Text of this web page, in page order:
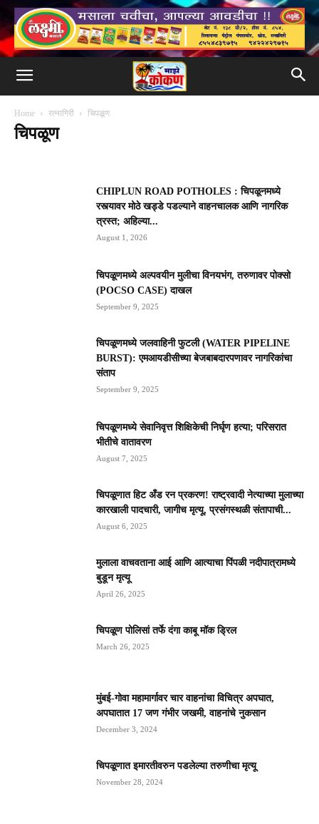
Home रत्नागिरी चिपळूण
चिपळूण
CHIPLUN ROAD POTHOLES : चिपळूनमध्ये
रस्त्यावर मोठे खड्डे पडल्याने वाहनचालक आणि नागरिक
त्रस्त; अहिल्या...
August 1, 2026
चिपळूणमध्ये अल्पवयीन मुलीचा विनयभंग, तरुणावर पोक्सो
(POCSO CASE) दाखल
September 9, 2025
चिपळूणमध्ये जलवाहिनी फुटली (WATER PIPELINE
BURST): एमआयडीसीच्या बेजबाबदारपणावर नागरिकांचा
संताप
September 9, 2025
चिपळूणमध्ये सेवानिवृत्त शिक्षिकेची निर्घृण हत्या; परिसरात
भीतीचे वातावरण
August 7, 2025
चिपळूणात हिट अँड रन प्रकरण! राष्ट्रवादी नेत्याच्या मुलाच्या
कारखाली पादचारी, जागीच मृत्यू, प्रसंगस्थळी संतापाची...
August 6, 2025
मुलाला वाचवताना आई आणि आत्याचा पिंपळी नदीपात्रामध्ये
बुडून मृत्यू
April 26, 2025
चिपळूण पोलिसां तर्फे दंगा काबू मॉक ड्रिल
March 26, 2025
मुंबई-गोवा महामार्गावर चार वाहनांचा विचित्र अपघात,
अपघातात 17 जण गंभीर जखमी, वाहनांचे नुकसान
December 3, 2024
चिपळूणात इमारतीवरुन पडलेल्या तरुणीचा मृत्यू
November 28, 2024